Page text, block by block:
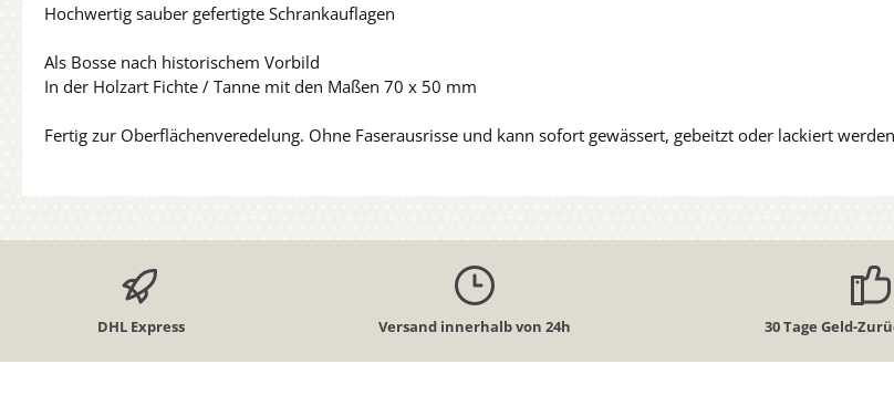
Hochwertig sauber gefertigte Schrankauflagen
Als Bosse nach historischem Vorbild
In der Holzart Fichte / Tanne mit den Maßen 70 x 50 mm
Fertig zur Oberflächenveredelung. Ohne Faserausrisse und kann sofort gewässert, gebeitzt oder lackiert
DHL Express Versand innerhalb von 24h 30 Tage Geld-